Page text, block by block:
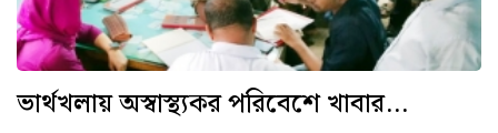
ভার্থখলায় অস্বাস্থ্যকর পরিবেশে খাবার...